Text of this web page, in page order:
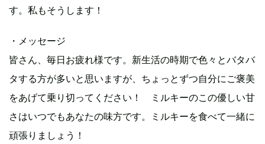
す。私もそうします！
・メッセージ
皆さん、毎日お疲れ様です。新生活の時期で色々とバタバ
タする方が多いと思いますが、ちょっとずつ自分にご褒美
をあげて乗り切ってください！ ミルキーのこの優しい甘
さはいつでもあなたの味方です。ミルキーを食べて一緒に
頑張りましょう！